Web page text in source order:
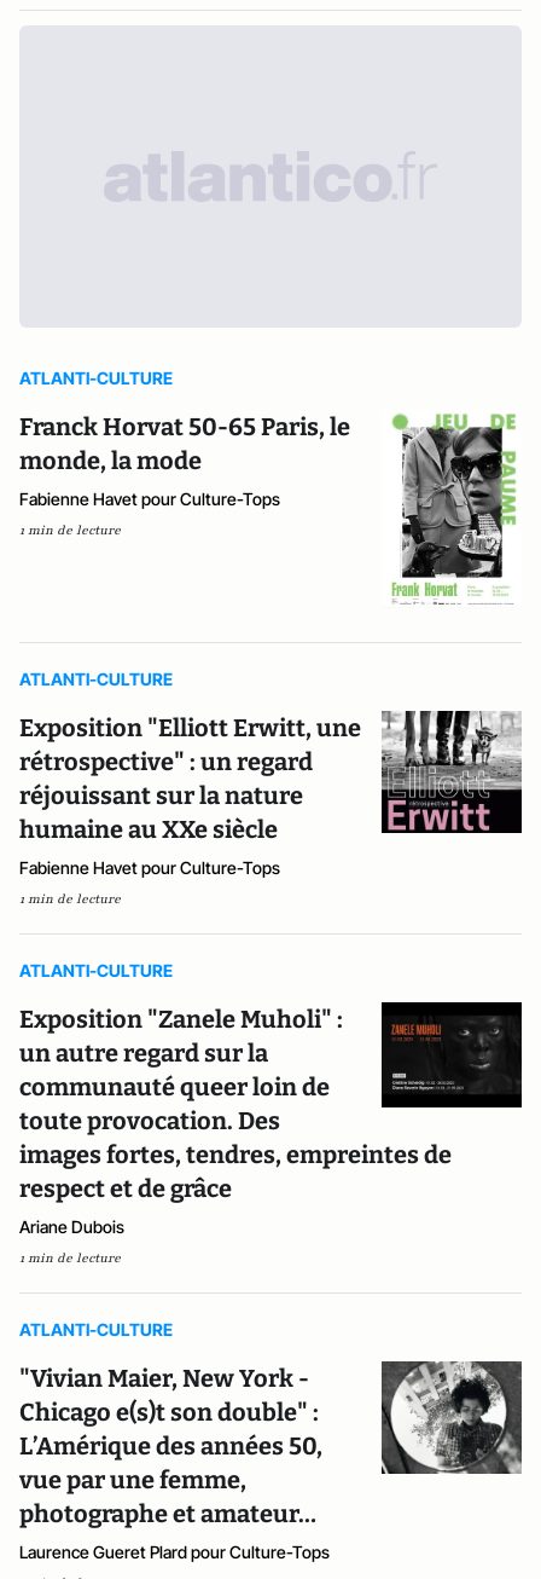
ATLANTI-CULTURE
Franck Horvat 50-65 Paris, le
monde, la mode
Fabienne Havet pour Culture-Tops
1 min de lecture
ATLANTI-CULTURE
Exposition "Elliott Erwitt, une
rétrospective" : un regard
réjouissant sur la nature
humaine au XXe siècle
Fabienne Havet pour Culture-Tops
1 min de lecture
ATLANTI-CULTURE
Exposition "Zanele Muholi" :
un autre regard sur la
communauté queer loin de
toute provocation. Des
images fortes, tendres, empreintes de
respect et de grâce
Ariane Dubois
1 min de lecture
ATLANTI-CULTURE
"Vivian Maier, New York -
Chicago e(s)t son double" :
L’Amérique des années 50,
vue par une femme,
photographe et amateur…
Laurence Gueret Plard pour Culture-Tops